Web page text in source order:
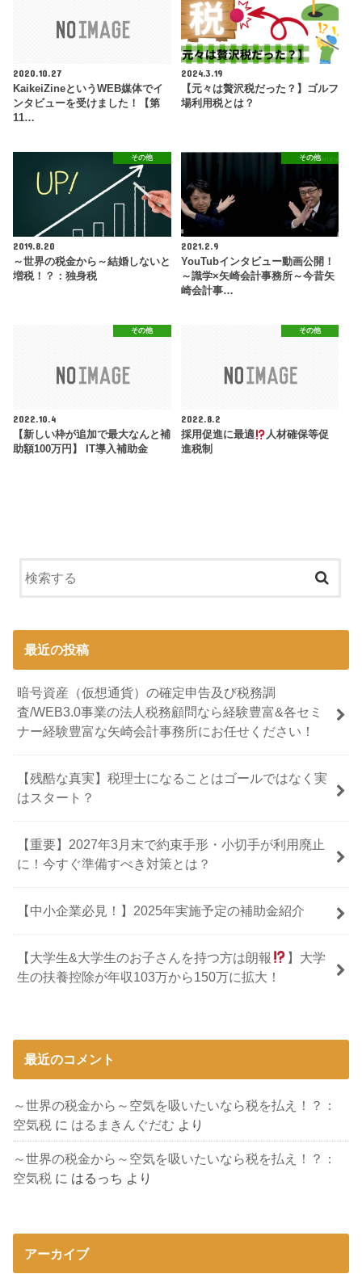
2020.10.27
KaikeiZineというWEB媒体でイ
ンタビューを受けました！【第
11…
2024.3.19
【元々は贅沢税だった？】ゴルフ
場利用税とは？
その他
2019.8.20
～世界の税金から～結婚しないと
増税！？：独身税
その他
2021.2.9
YouTubインタビュー動画公開！
～識学×矢崎会計事務所～今昔矢
崎会計事…
その他
2022.10.4
【新しい枠が追加で最大なんと補
助額100万円】 IT導入補助金
その他
2022.8.2
採用促進に最適
人材確保等促
進税制
最近の投稿
暗号資産（仮想通貨）の確定申告及び税務調
査/WEB3.0事業の法人税務顧問なら経験豊富&各セミ
ナー経験豊富な矢崎会計事務所にお任せください！
【残酷な真実】税理士になることはゴールではなく実
はスタート？
【重要】2027年3月末で約束手形・小切手が利用廃止
に！今すぐ準備すべき対策とは？
【中小企業必見！】2025年実施予定の補助金紹介
【大学生&大学生のお子さんを持つ方は朗報
】大学
生の扶養控除が年収103万から150万に拡大！
最近のコメント
～世界の税金から～空気を吸いたいなら税を払え！？：
空気税 に はるまきんぐだむ より
～世界の税金から～空気を吸いたいなら税を払え！？：
空気税 に はるっち より
アーカイブ